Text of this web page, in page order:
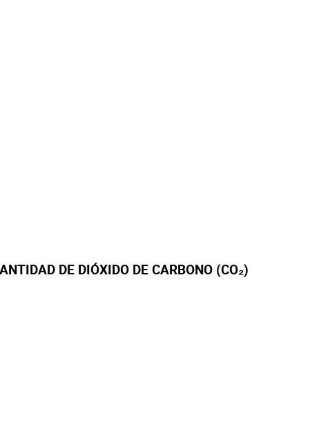
DE DIÓXIDO DE CARBONO (CO₂)